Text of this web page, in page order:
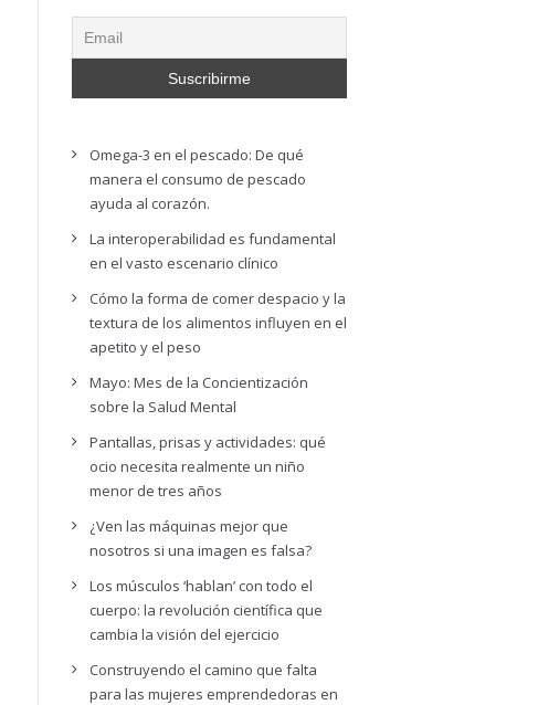
Omega-3 en el pescado: De qué
manera el consumo de pescado
ayuda al corazón.
La interoperabilidad es fundamental
en el vasto escenario clínico
Cómo la forma de comer despacio y la
textura de los alimentos influyen en el
apetito y el peso
Mayo: Mes de la Concientización
sobre la Salud Mental
Pantallas, prisas y actividades: qué
ocio necesita realmente un niño
menor de tres años
¿Ven las máquinas mejor que
nosotros si una imagen es falsa?
Los músculos ‘hablan’ con todo el
cuerpo: la revolución científica que
cambia la visión del ejercicio
Construyendo el camino que falta
para las mujeres emprendedoras en